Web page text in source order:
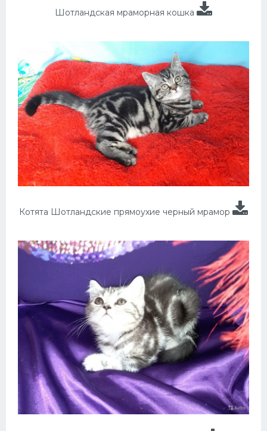
Шотландская мраморная кошка
Котята Шотландские прямоухие черный мрамор